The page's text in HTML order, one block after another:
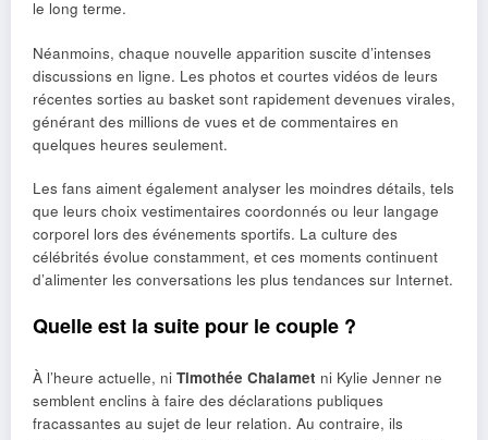
le long terme.
Néanmoins, chaque nouvelle apparition suscite d’intenses
discussions en ligne. Les photos et courtes vidéos de leurs
récentes sorties au basket sont rapidement devenues virales,
générant des millions de vues et de commentaires en
quelques heures seulement.
Les fans aiment également analyser les moindres détails, tels
que leurs choix vestimentaires coordonnés ou leur langage
corporel lors des événements sportifs. La culture des
célébrités évolue constamment, et ces moments continuent
d’alimenter les conversations les plus tendances sur Internet.
Quelle est la suite pour le couple ?
À l’heure actuelle, ni Timothée Chalamet ni Kylie Jenner ne
semblent enclins à faire des déclarations publiques
fracassantes au sujet de leur relation. Au contraire, ils